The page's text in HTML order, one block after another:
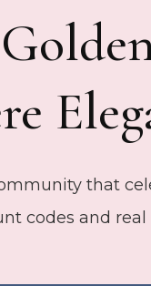
that
codes and